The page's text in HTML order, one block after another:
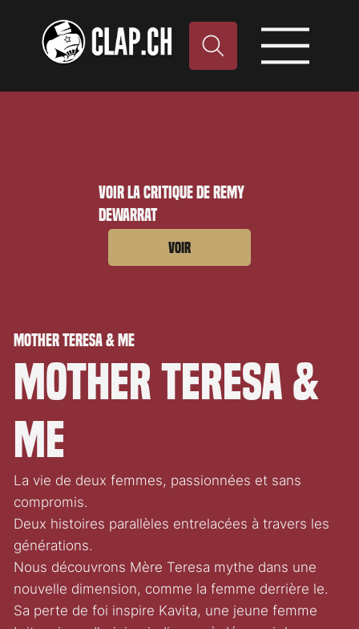
Voir la critique de Remy
Dewarrat
Voir
Mother Teresa & Me
Mother Teresa &
Me
La vie de deux femmes, passionnées et sans
compromis.
Deux histoires parallèles entrelacées à travers les
générations.
Nous découvrons Mère Teresa mythe dans une
nouvelle dimension, comme la femme derrière le.
Sa perte de foi inspire Kavita, une jeune femme